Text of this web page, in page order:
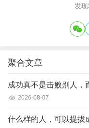
发
聚合文章
成功真不是击败别人，
2026-08-07
什么样的人，可以提拔